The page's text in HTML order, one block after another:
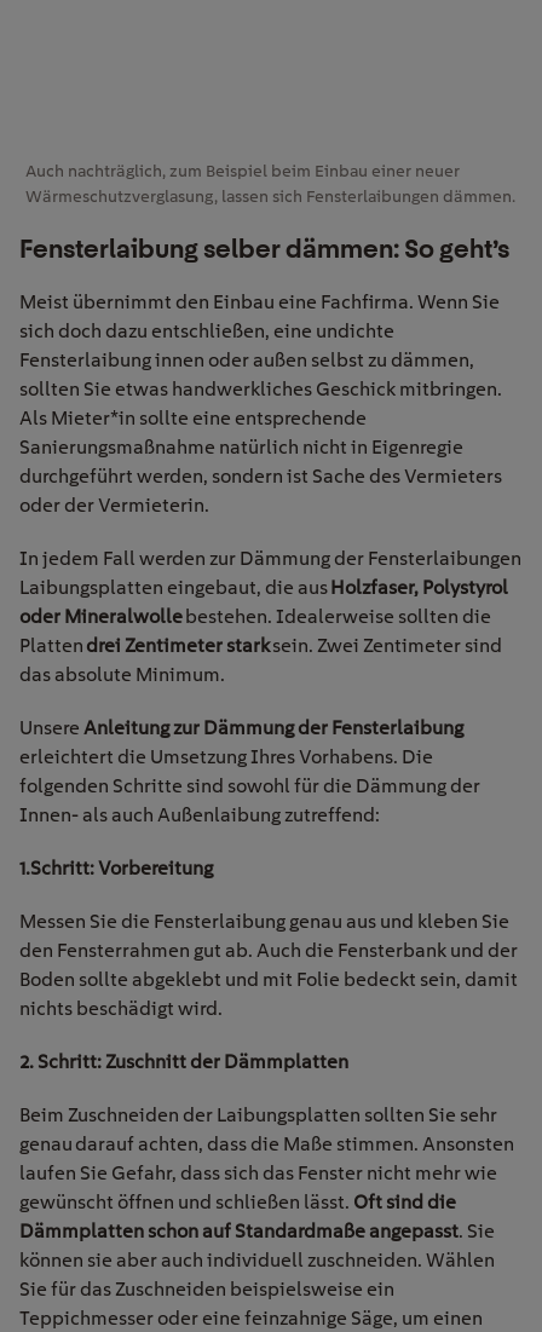
Auch nachträglich, zum Beispiel beim Einbau einer neuer
Wärmeschutzverglasung, lassen sich Fensterlaibungen dämmen.
Fensterlaibung selber dämmen: So geht’s
Meist übernimmt den Einbau eine Fachfirma. Wenn Sie
sich doch dazu entschließen, eine undichte
Fensterlaibung innen oder außen selbst zu dämmen,
sollten Sie etwas handwerkliches Geschick mitbringen.
Als Mieter*in sollte eine entsprechende
Sanierungsmaßnahme natürlich nicht in Eigenregie
durchgeführt werden, sondern ist Sache des Vermieters
oder der Vermieterin.
In jedem Fall werden zur Dämmung der Fensterlaibungen
Laibungsplatten eingebaut, die ausHolzfaser, Polystyrol
oder Mineralwollebestehen. Idealerweise sollten die
Platten drei Zentimeter starksein. Zwei Zentimeter sind
das absolute Minimum.
Unsere Anleitung zur Dämmung der Fensterlaibung
erleichtert die Umsetzung Ihres Vorhabens. Die
folgenden Schritte sind sowohl für die Dämmung der
Innen- als auch Außenlaibung zutreffend:
1.Schritt: Vorbereitung
Messen Sie die Fensterlaibung genau aus und kleben Sie
den Fensterrahmen gut ab. Auch die Fensterbank und der
Boden sollte abgeklebt und mit Folie bedeckt sein, damit
nichts beschädigt wird.
2. Schritt: Zuschnitt der Dämmplatten
Beim Zuschneiden der Laibungsplatten sollten Sie sehr
genau darauf achten, dass die Maße stimmen. Ansonsten
laufen Sie Gefahr, dass sich das Fenster nicht mehr wie
gewünscht öffnen und schließen lässt. Oft sind die
Dämmplatten schon auf Standardmaße angepasst. Sie
können sie aber auch individuell zuschneiden. Wählen
Sie für das Zuschneiden beispielsweise ein
Teppichmesser oder eine feinzahnige Säge, um einen